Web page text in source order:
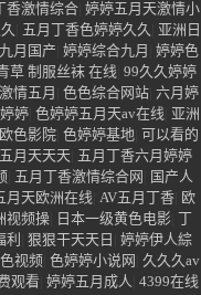
月天操逼网 |中文字幕丰满孑
夜夜艹| 2025天天日爽|深爱综
|韩国97天堂|中文字幕AV在
狠狠干|婷婷情色激情|色五月
视频在线观看|狠狠色狠狠色综
狠狠撸|天天综合.com|wwccc
香激情综合|婷婷五月天激情小
|五月丁香色婷婷久久|亚洲日
月国产 |婷婷综合九月 |婷婷色
草 制服丝袜 在线|99久久婷婷
情五月 |色色综合网站|六月婷
婷|色婷婷五月天av在线|亚洲
色影院|色婷婷基地 可以看的
月天天天|五月丁香六月婷婷